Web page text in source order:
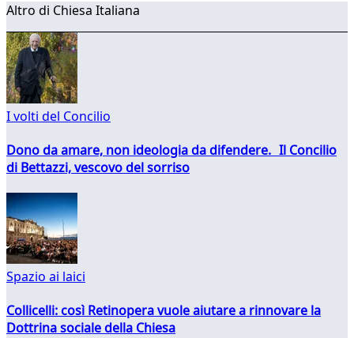
Altro di Chiesa Italiana
I volti del Concilio
Dono da amare, non ideologia da difendere. Il Concilio
di Bettazzi, vescovo del sorriso
Spazio ai laici
Collicelli: così Retinopera vuole aiutare a rinnovare la
Dottrina sociale della Chiesa